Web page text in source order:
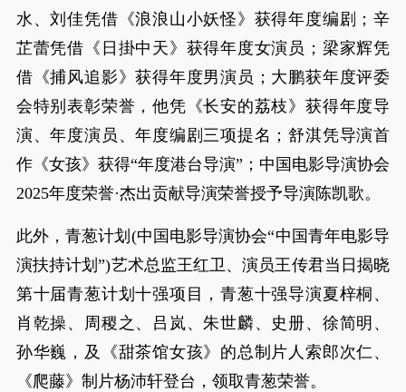
水、刘佳凭借《浪浪山小妖怪》获得年度编剧；辛
芷蕾凭借《日掛中天》获得年度女演员；梁家辉凭
借《捕风追影》获得年度男演员；大鹏获年度评委
会特别表彰荣誉，他凭《长安的荔枝》获得年度导
演、年度演员、年度编剧三项提名；舒淇凭导演首
作《女孩》获得“年度港台导演”；中国电影导演协会
2025年度荣誉·杰出贡献导演荣誉授予导演陈凯歌。
此外，青葱计划(中国电影导演协会“中国青年电影导
演扶持计划”)艺术总监王红卫、演员王传君当日揭晓
第十届青葱计划十强项目，青葱十强导演夏梓桐、
肖乾操、周稷之、吕岚、朱世麟、史册、徐简明、
孙华巍，及《甜茶馆女孩》的总制片人索郎次仁、
《爬藤》制片杨沛轩登台，领取青葱荣誉。